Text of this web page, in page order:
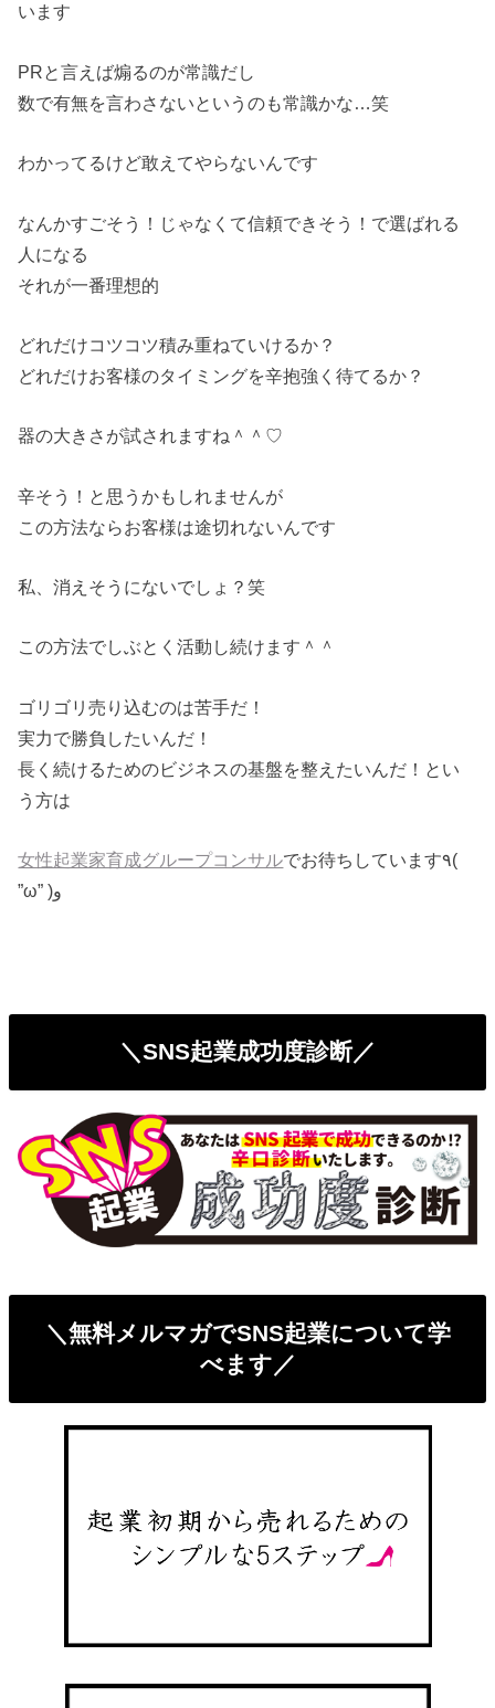
います
PRと言えば煽るのが常識だし
数で有無を言わさないというのも常識かな…笑
わかってるけど敢えてやらないんです
なんかすごそう！じゃなくて信頼できそう！で選ばれる
人になる
それが一番理想的
どれだけコツコツ積み重ねていけるか？
どれだけお客様のタイミングを辛抱強く待てるか？
器の大きさが試されますね＾＾♡
辛そう！と思うかもしれませんが
この方法ならお客様は途切れないんです
私、消えそうにないでしょ？笑
この方法でしぶとく活動し続けます＾＾
ゴリゴリ売り込むのは苦手だ！
実力で勝負したいんだ！
長く続けるためのビジネスの基盤を整えたいんだ！とい
う方は
女性起業家育成グループコンサルでお待ちしています٩(
”ω” )و
＼SNS起業成功度診断／
＼無料メルマガでSNS起業について学
べます／